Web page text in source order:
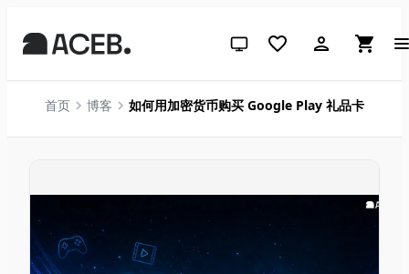
跟随系统（点击切换到浅色）
首页 博客 如何用加密货币购买 Google Play 礼品卡